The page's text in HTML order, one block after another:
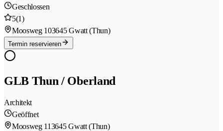
Geschlossen
5(1)
Moosweg 103645 Gwatt (Thun)
Termin reservieren
GLB Thun / Oberland
Architekt
Geöffnet
Moosweg 113645 Gwatt (Thun)